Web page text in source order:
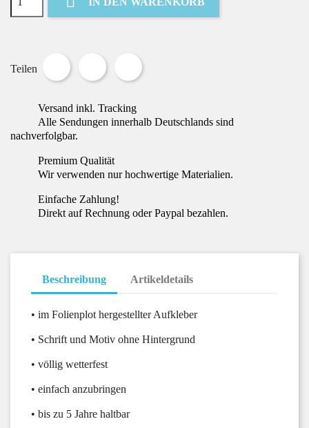
Teilen
Versand inkl. Tracking
Alle Sendungen innerhalb Deutschlands sind
nachverfolgbar.
Premium Qualität
Wir verwenden nur hochwertige Materialien.
Einfache Zahlung!
Direkt auf Rechnung oder Paypal bezahlen.
Beschreibung Artikeldetails
• im Folienplot hergestellter Aufkleber
• Schrift und Motiv ohne Hintergrund
• völlig wetterfest
• einfach anzubringen
• bis zu 5 Jahre haltbar